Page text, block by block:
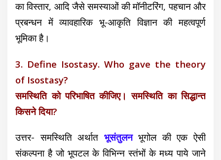
का विस्तार, आदि जैसे समस्याओं की मॉनीटरिंग, पहचान और
प्रबन्धन में व्यावहारिक भू-आकृति विज्ञान की महत्वपूर्ण
भूमिका है।
3. Define Isostasy. Who gave the theory
of Isostasy?
समस्थिति को परिभाषित कीजिए। समस्थिति का सिद्धान्त
किसने दिया?
उत्तर- समस्थिति अर्थात भूसंतुलन भूगोल की एक ऐसी
संकल्पना है जो भूपटल के विभिन्न स्तंभों के मध्य पाये जाने